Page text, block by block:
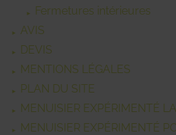
Fermetures intérieures
AVIS
DEVIS
MENTIONS LÉGALES
PLAN DU SITE
MENUISIER EXPÉRIMENTÉ
MENUISIER EXPÉRIMENTÉ